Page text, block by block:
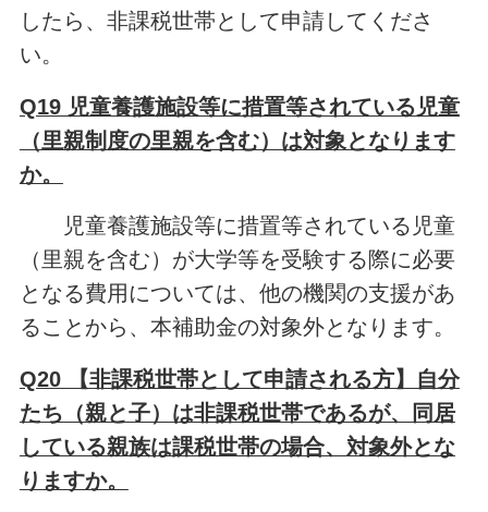
したら、非課税世帯として申請してくださ
い。
Q19 児童養護施設等に措置等されている児童
（里親制度の里親を含む）は対象となります
か。
児童養護施設等に措置等されている児童
（里親を含む）が大学等を受験する際に必要
となる費用については、他の機関の支援があ
ることから、本補助金の対象外となります。
Q20 【非課税世帯として申請される方】自分
たち（親と子）は非課税世帯であるが、同居
している親族は課税世帯の場合、対象外とな
りますか。